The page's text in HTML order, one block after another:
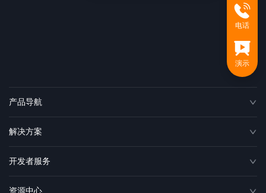
产品导航
解决方案
开发者服务
资源中心
电话
演示